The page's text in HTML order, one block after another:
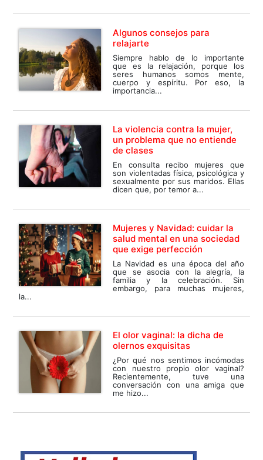
Algunos consejos para
relajarte
Siempre hablo de lo importante
que es la relajación, porque los
seres humanos somos mente,
cuerpo y espíritu. Por eso, la
importancia...
La violencia contra la mujer,
un problema que no entiende
de clases
En consulta recibo mujeres que
son violentadas física, psicológica y
sexualmente por sus maridos. Ellas
dicen que, por temor a...
Mujeres y Navidad: cuidar la
salud mental en una sociedad
que exige perfección
La Navidad es una época del año
que se asocia con la alegría, la
familia y la celebración. Sin
embargo, para muchas mujeres,
la...
El olor vaginal: la dicha de
olernos exquisitas
¿Por qué nos sentimos incómodas
con nuestro propio olor vaginal?
Recientemente, tuve una
conversación con una amiga que
me hizo...